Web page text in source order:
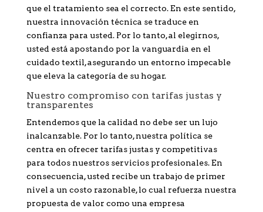
que el tratamiento sea el correcto. En este sentido,
nuestra innovación técnica se traduce en
confianza para usted. Por lo tanto, al elegirnos,
usted está apostando por la vanguardia en el
cuidado textil, asegurando un entorno impecable
que eleva la categoría de su hogar.
Nuestro compromiso con tarifas justas y
transparentes
Entendemos que la calidad no debe ser un lujo
inalcanzable. Por lo tanto, nuestra política se
centra en ofrecer tarifas justas y competitivas
para todos nuestros servicios profesionales. En
consecuencia, usted recibe un trabajo de primer
nivel a un costo razonable, lo cual refuerza nuestra
propuesta de valor como una empresa